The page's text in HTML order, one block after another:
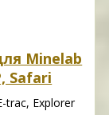
Minelab
Safari
trac, Explorer